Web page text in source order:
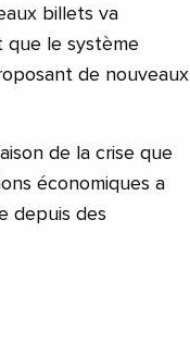
billets va
que le système
de nouveaux
de la crise que
économiques a
depuis des